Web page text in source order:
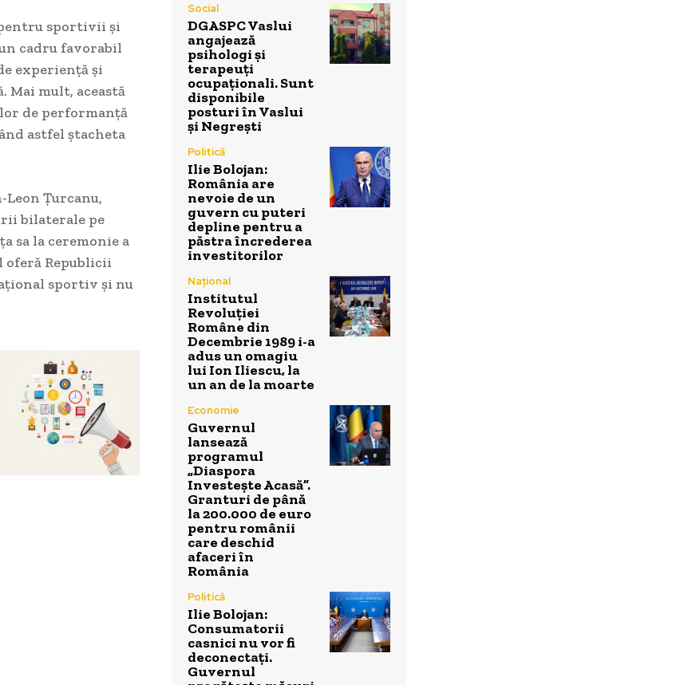
sportivii și
cadru favorabil
experiență și
Mai mult, această
de performanță
astfel ștacheta
Țurcanu,
bilaterale pe
sa la ceremonie a
oferă Republicii
sportiv și nu
Social
DGASPC Vaslui
angajează
psihologi și
terapeuți
ocupaționali. Sunt
disponibile
posturi în Vaslui
și Negrești
Politică
Ilie Bolojan:
România are
nevoie de un
guvern cu puteri
depline pentru a
păstra încrederea
investitorilor
Național
Institutul
Revoluției
Române din
Decembrie 1989 i-a
adus un omagiu
lui Ion Iliescu, la
un an de la moarte
Economie
Guvernul
lansează
programul
„Diaspora
Investește Acasă”.
Granturi de până
la 200.000 de euro
pentru românii
care deschid
afaceri în
România
Politică
Ilie Bolojan:
Consumatorii
casnici nu vor fi
deconectați.
Guvernul